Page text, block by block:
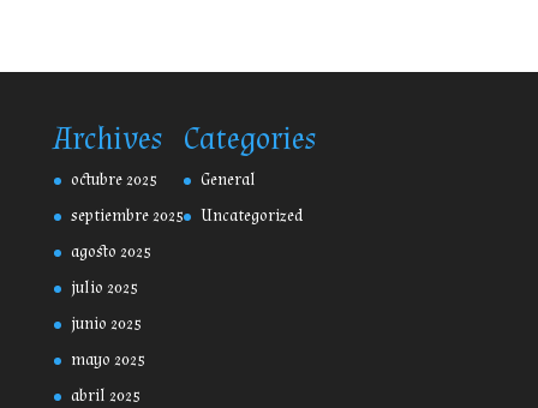
Archives
octubre 2025
septiembre 2025
agosto 2025
julio 2025
junio 2025
mayo 2025
abril 2025
Categories
General
Uncategorized